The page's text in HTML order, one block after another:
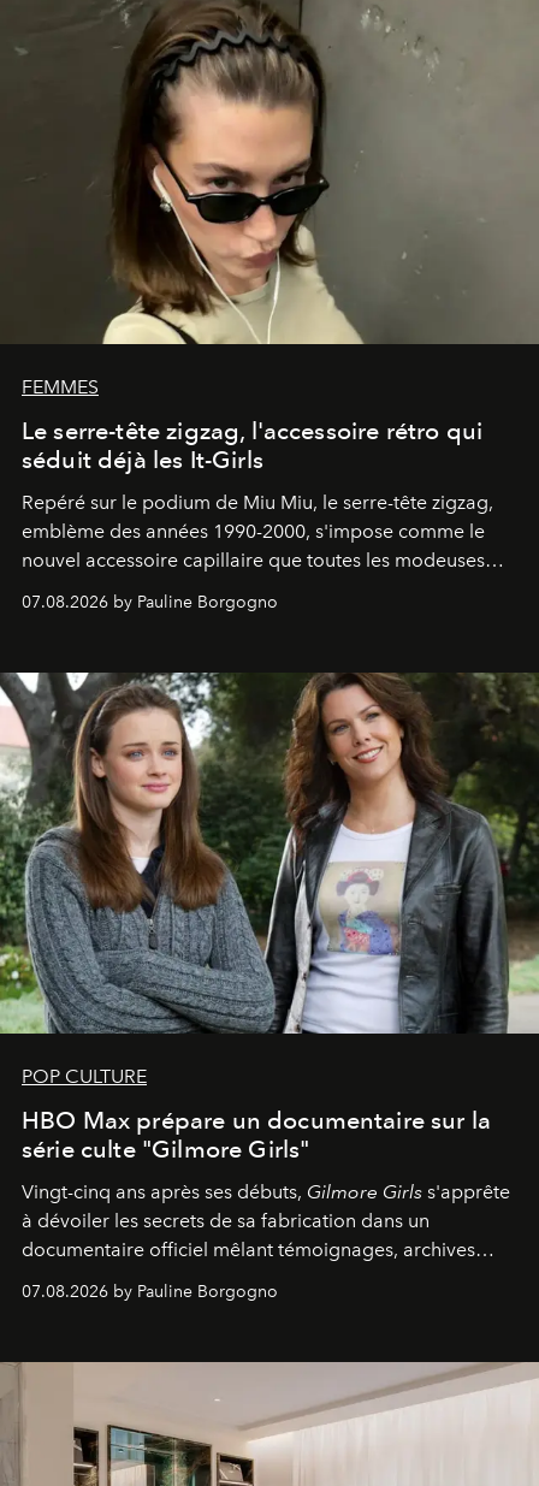
FEMMES
Le serre-tête zigzag, l'accessoire rétro qui
séduit déjà les It-Girls
Repéré sur le podium de Miu Miu, le serre-tête zigzag,
emblème des années 1990-2000, s'impose comme le
nouvel accessoire capillaire que toutes les modeuses
07.08.2026 by Pauline Borgogno
POP CULTURE
HBO Max prépare un documentaire sur la
série culte "Gilmore Girls"
Vingt-cinq ans après ses débuts, Gilmore Girls s'apprête
à dévoiler les secrets de sa fabrication dans un
documentaire officiel mêlant témoignages, archives
générationnel.
07.08.2026 by Pauline Borgogno